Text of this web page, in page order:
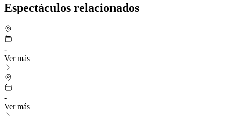
Espectáculos relacionados
-
Ver más
-
Ver más